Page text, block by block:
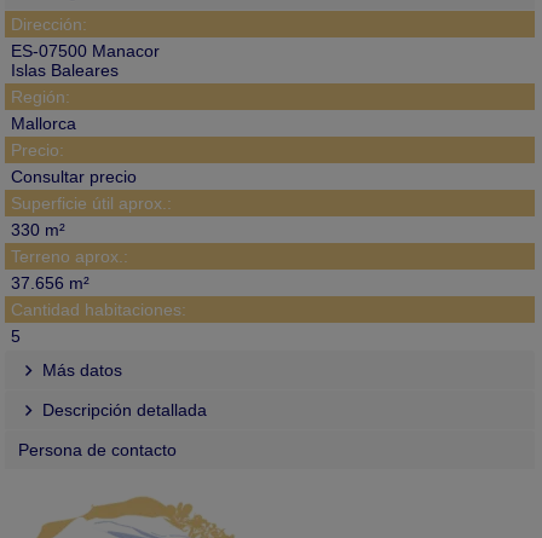
Dirección:
ES-07500 Manacor
Islas Baleares
Región:
Mallorca
Precio:
Consultar precio
Superficie útil aprox.:
330 m²
Terreno aprox.:
37.656 m²
Cantidad habitaciones:
5
Más datos
Descripción detallada
Persona de contacto